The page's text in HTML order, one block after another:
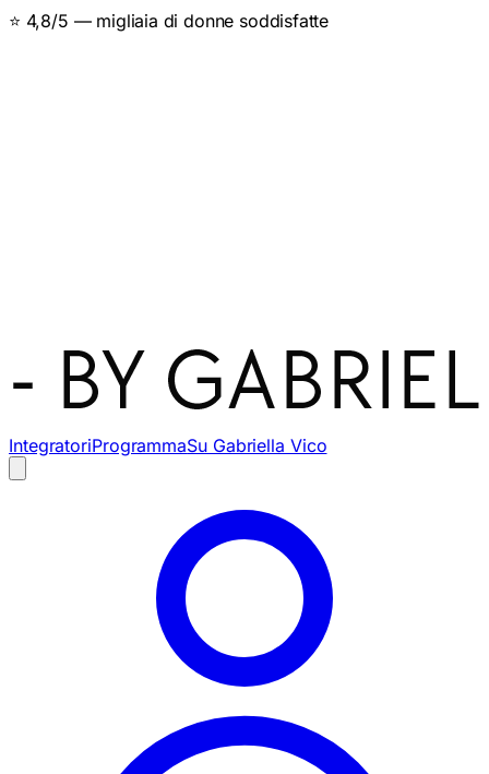
⭐ 4,8/5 — migliaia di donne soddisfatte
IntegratoriProgrammaSu Gabriella Vico